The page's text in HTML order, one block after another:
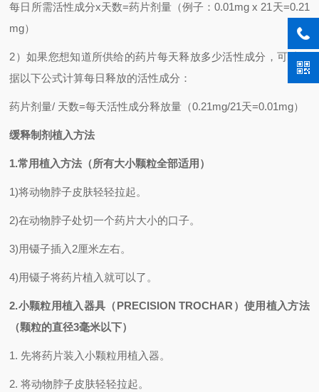
每日所需活性成分x天数=药片剂量（例子：0.01mg x 21 天=0.21
mg）
2）如果您想知道所供给的药片每天释放多少活性成分，可以依
据以下公式计算每日释放的活性成分：
药片剂量/ 天数=每天活性成分释放量（0.21mg/21天=0.01mg）
缓释制剂植入方法
1.常用植入方法（所有大小颗粒全部适用）
1)将动物脖子皮肤轻轻拉起。
2)在动物脖子处切一个药片大小的口子。
3)用镊子插入 2厘米左右。
4)用镊子将药片植入就可以了。
2.小颗粒用植入器具（PRECISION TROCHAR ）使用植入方法
（颗粒的直径3毫米以下）
1. 先将药片装入小颗粒用植入器。
2.将动物脖子皮肤轻轻拉起。